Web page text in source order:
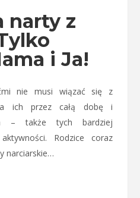
narty z
i Ja!
nie musi wiązać się z
ich przez całą dobę i
– także tych bardziej
Rodzice coraz
narciarskie…